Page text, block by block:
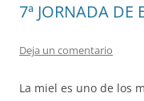
7ª JORNADA DE
Deja un comentario
La miel es uno de los